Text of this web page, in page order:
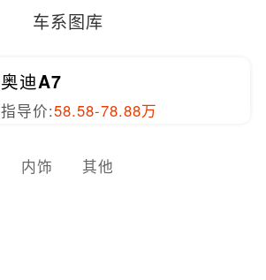
车系图库
奥迪A7
指导价:58.58-78.88万
内饰 其他